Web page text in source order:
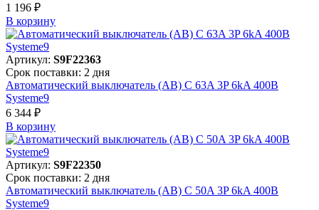
1 196 ₽
В корзинy
Артикул: S9F22363
Срок поставки: 2 дня
Автоматический выключатель (АВ) C 63A 3P 6kA 400В
Systeme9
6 344 ₽
В корзинy
Артикул: S9F22350
Срок поставки: 2 дня
Автоматический выключатель (АВ) C 50A 3P 6kA 400В
Systeme9